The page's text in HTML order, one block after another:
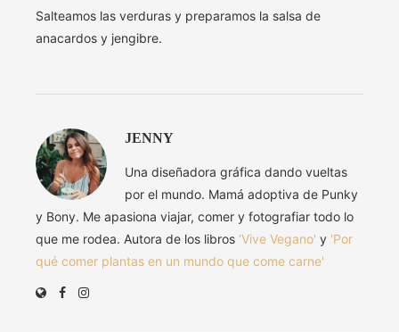
Salteamos las verduras y preparamos la salsa de
anacardos y jengibre.
JENNY
Una diseñadora gráfica dando vueltas
por el mundo. Mamá adoptiva de Punky
y Bony. Me apasiona viajar, comer y fotografiar todo lo
que me rodea. Autora de los libros 'Vive Vegano' y 'Por
qué comer plantas en un mundo que come carne'